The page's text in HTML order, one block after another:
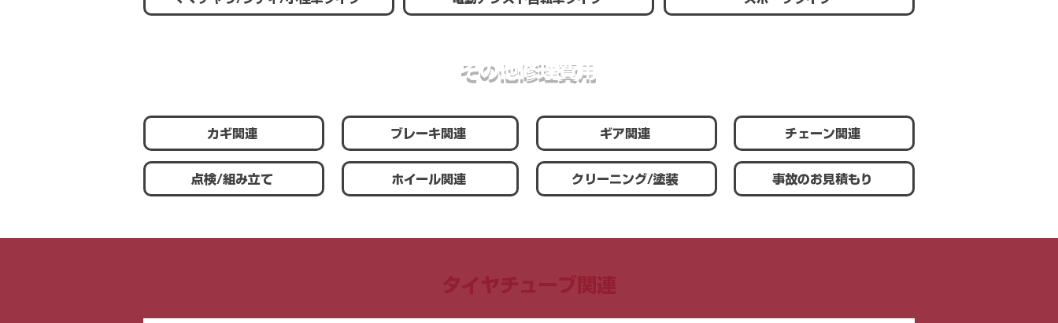
その他修理費用
カギ関連
点検/組み立て
ブレーキ関連
ホイール関連
ギア関連
クリーニング/塗装
チェーン関連
事故のお見積もり